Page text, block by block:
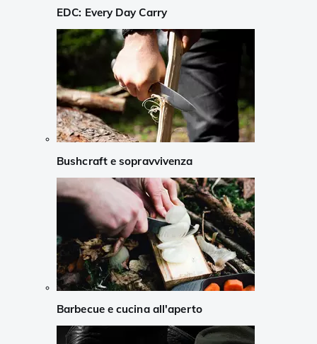
EDC: Every Day Carry
Bushcraft e sopravvivenza
Barbecue e cucina all'aperto